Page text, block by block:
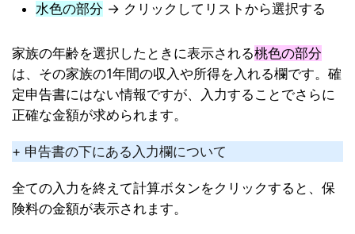
水色の部分 → クリックしてリストから選択する
家族の年齢を選択したときに表示される桃色の部分
は、その家族の1年間の収入や所得を入れる欄です。確
定申告書にはない情報ですが、入力することでさらに
正確な金額が求められます。
+ 申告書の下にある入力欄について
全ての入力を終えて計算ボタンをクリックすると、保
険料の金額が表示されます。